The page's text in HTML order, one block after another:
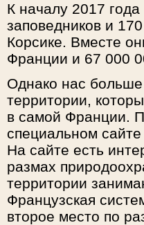
К началу 2017
заповедников и
Корсике. Вместе
Франции и 67 000
Однако нас
территории,
в самой Франции.
специальном
На сайте есть
размах
территории
Французская
второе место по